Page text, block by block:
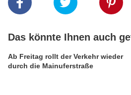
Das könnte Ihnen auch
Ab Freitag rollt der Verkehr wieder
durch die Mainuferstraße